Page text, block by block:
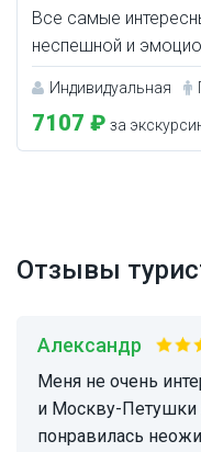
Все самые
неспешной и
Индивидуальная
7107 ₽ за
Отзывы
Александр
Меня не очень интересовала жизнь Ерофеева, да
и Москву-Петушки
понравилась